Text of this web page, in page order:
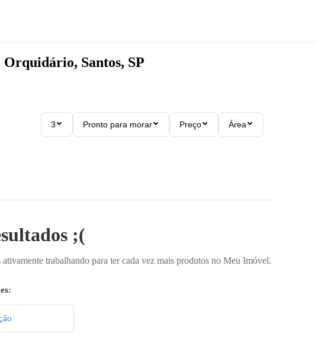
Orquidário, Santos, SP
3 Pronto para morar Preço Área
;(
trabalhando para ter cada vez mais produtos no Meu Imóvel.